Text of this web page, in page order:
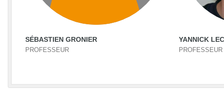
SÉBASTIEN GRONIER
PROFESSEUR
YANNICK
PROFESSEUR